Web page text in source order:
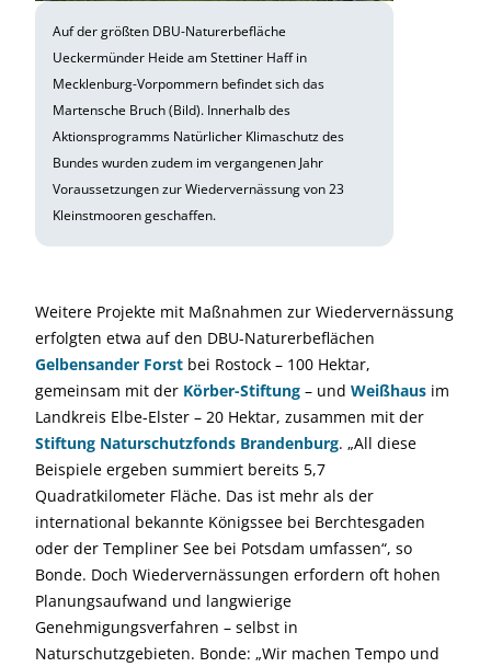
Auf der größten DBU-Naturerbefläche
Ueckermünder Heide am Stettiner Haff in
Mecklenburg-Vorpommern befindet sich das
Martensche Bruch (Bild). Innerhalb des
Aktionsprogramms Natürlicher Klimaschutz des
Bundes wurden zudem im vergangenen Jahr
Voraussetzungen zur Wiedervernässung von 23
Kleinstmooren geschaffen.
Weitere Projekte mit Maßnahmen zur Wiedervernässung
erfolgten etwa auf den DBU-Naturerbeflächen
Gelbensander Forst bei Rostock – 100 Hektar,
gemeinsam mit der Körber-Stiftung – und Weißhaus im
Landkreis Elbe-Elster – 20 Hektar, zusammen mit der
Stiftung Naturschutzfonds Brandenburg. „All diese
Beispiele ergeben summiert bereits 5,7
Quadratkilometer Fläche. Das ist mehr als der
international bekannte Königssee bei Berchtesgaden
oder der Templiner See bei Potsdam umfassen“, so
Bonde. Doch Wiedervernässungen erfordern oft hohen
Planungsaufwand und langwierige
Genehmigungsverfahren – selbst in
Naturschutzgebieten. Bonde: „Wir machen Tempo und